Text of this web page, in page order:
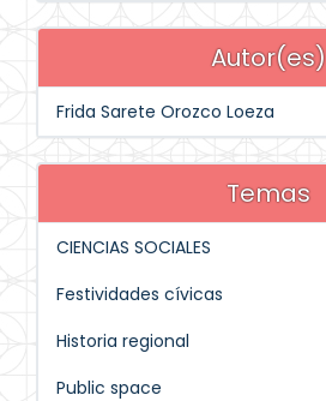
Autor(es)
Frida Sarete Orozco Loeza
Temas
CIENCIAS SOCIALES
Festividades cívicas
Historia regional
Public space